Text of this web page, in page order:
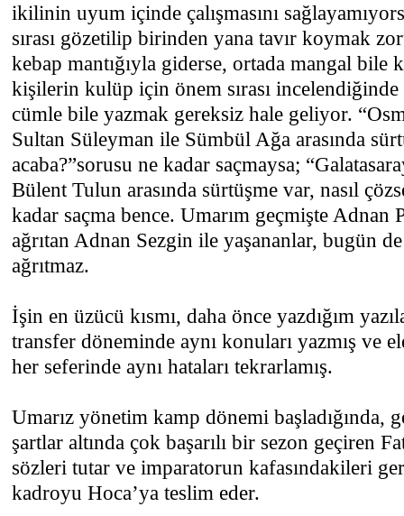
ikilinin uyum içinde çalışmasını
sırası gözetilip birinden yana tavır koymak
kebap mantığıyla giderse, ortada mangal bile
kişilerin kulüp için önem sırası
cümle bile yazmak gereksiz hale geliyor.
Sultan Süleyman ile Sümbül Ağa arasında
acaba?”sorusu ne kadar saçmaysa;
Bülent Tulun arasında sürtüşme var, nasıl
kadar saçma bence. Umarım geçmişte Adnan
ağrıtan Adnan Sezgin ile yaşananlar, bugün de
ağrıtmaz.
İşin en üzücü kısmı, daha önce yazdığım
transfer döneminde aynı konuları yazmış ve
her seferinde aynı hataları tekrarlamış.
Umarız yönetim kamp dönemi başladığında,
şartlar altında çok başarılı bir sezon geçiren
sözleri tutar ve imparatorun kafasındakileri
kadroyu Hoca’ya teslim eder.